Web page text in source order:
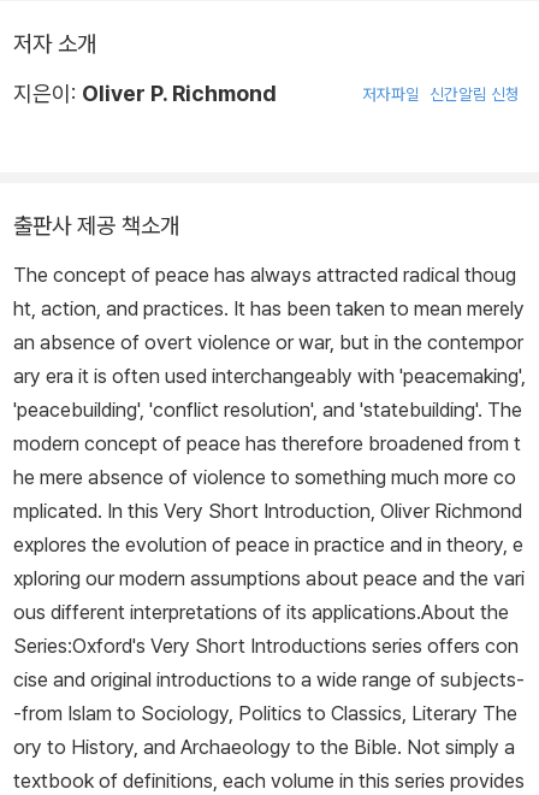
저자 소개
지은이: Oliver P. Richmond 저자파일 신간알림 신청
출판사 제공 책소개
The concept of peace has always attracted radical thoug
ht, action, and practices. It has been taken to mean merely
an absence of overt violence or war, but in the contempor
ary era it is often used interchangeably with 'peacemaking',
'peacebuilding', 'conflict resolution', and 'statebuilding'. The
modern concept of peace has therefore broadened from t
he mere absence of violence to something much more co
mplicated. In this Very Short Introduction, Oliver Richmond
explores the evolution of peace in practice and in theory, e
xploring our modern assumptions about peace and the vari
ous different interpretations of its applications.About the
Series:Oxford's Very Short Introductions series offers con
cise and original introductions to a wide range of subjects-
-from Islam to Sociology, Politics to Classics, Literary The
ory to History, and Archaeology to the Bible. Not simply a
textbook of definitions, each volume in this series provides